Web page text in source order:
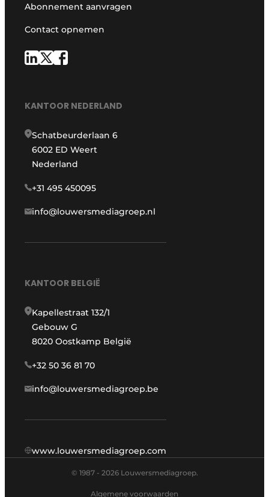
Abonnement aanvragen
Contact opnemen
KANTOOR NEDERLAND
Schatbeurderlaan 6
6002 ED Weert
Nederland
+31 495 450095
info@louwersmediagroep.nl
KANTOOR BELGIË
Kapellestraat 132/1
Gebouw G
8020 Oostkamp België
+32 50 36 81 70
info@louwersmediagroep.be
www.louwersmediagroep.com
© 1987 - 2026 Louwersmediagroep.
Algemene voorwaarden